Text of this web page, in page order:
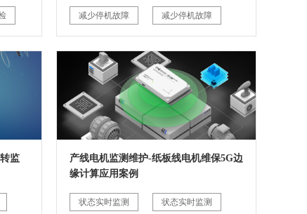
减少停机故障 减少停机故障
监
产线电机监测维护-纸板线电机维保5G边
缘计算应用案例
状态实时监测 状态实时监测